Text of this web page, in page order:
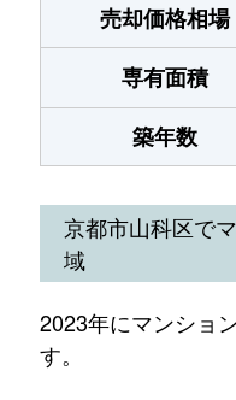
売却価格相場
専有面積
築年数
京都市山科区で
域
2023年にマンショ
す。